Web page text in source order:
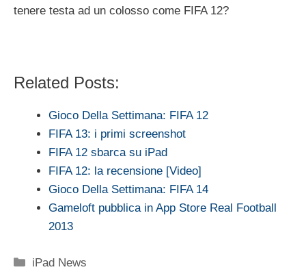
tenere testa ad un colosso come FIFA 12?
Related Posts:
Gioco Della Settimana: FIFA 12
FIFA 13: i primi screenshot
FIFA 12 sbarca su iPad
FIFA 12: la recensione [Video]
Gioco Della Settimana: FIFA 14
Gameloft pubblica in App Store Real Football
2013
Categorie
iPad News